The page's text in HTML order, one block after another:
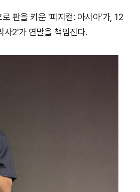
판을 키운 '피지컬: 아시아'가, 12
사2'가 연말을 책임진다.